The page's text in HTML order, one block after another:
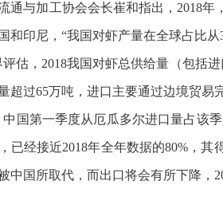
通与加工协会会长崔和指出，2018
和印尼，“我国对虾产量在全球占比
评估，2018我国对虾总供给量（包括
超过65万吨，进口主要通过边境贸易
中国第一季度从厄瓜多尔进口量占该
已经接近2018年全年数据的80%，
中国所取代，而出口将会有所下降，